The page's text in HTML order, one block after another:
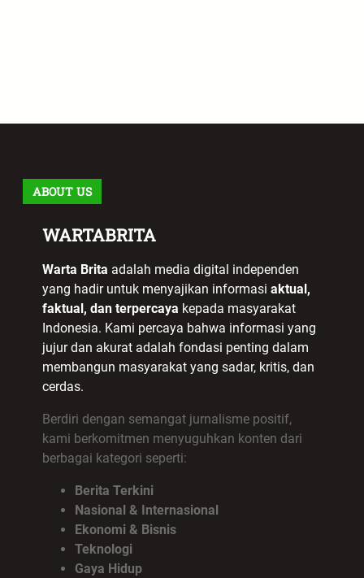
ABOUT US
WARTABRITA
Warta Brita adalah media digital independen
yang hadir untuk menyajikan informasi aktual,
faktual, dan terpercaya kepada masyarakat
Indonesia. Kami percaya bahwa informasi yang
jujur dan akurat adalah fondasi penting dalam
membangun masyarakat yang sadar, kritis, dan
cerdas.
Berdiri dengan semangat jurnalisme positif,
kami berkomitmen menyuguhkan konten dari
berbagai kategori seperti:
Berita Terkini
Nasional & Internasional
Ekonomi & Bisnis
Teknologi
Gaya Hidup